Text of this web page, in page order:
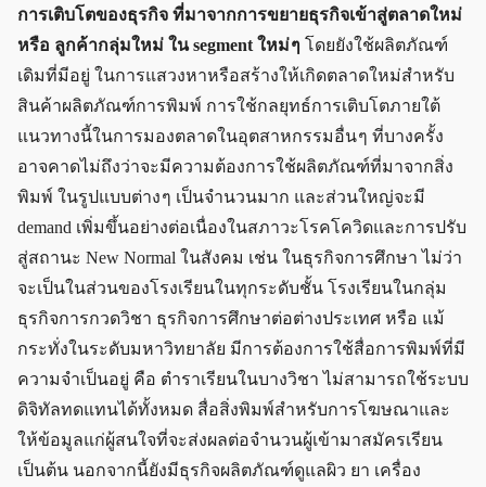
การเติบโตของธุรกิจ ที่มาจากการขยายธุรกิจเข้าสู่ตลาดใหม่
หรือ ลูกค้ากลุ่มใหม่ ใน segment ใหม่ ๆ โดยยังใช้ผลิตภัณฑ์
เดิมที่มีอยู่ ในการแสวงหาหรือสร้างให้เกิดตลาดใหม่สำหรับ
สินค้าผลิตภัณฑ์การพิมพ์ การใช้กลยุทธ์การเติบโตภายใต้
แนวทางนี้ในการมองตลาดในอุตสาหกรรมอื่น ๆ ที่บางครั้ง
อาจคาดไม่ถึงว่าจะมีความต้องการใช้ผลิตภัณฑ์ที่มาจากสิ่ง
พิมพ์ ในรูปแบบต่าง ๆ เป็นจำนวนมาก และส่วนใหญ่จะมี
demand เพิ่มขึ้นอย่างต่อเนื่องในสภาวะโรคโควิดและการปรับ
สู่สถานะ New Normal ในสังคม เช่น ในธุรกิจการศึกษา ไม่ว่า
จะเป็นในส่วนของโรงเรียนในทุกระดับชั้น โรงเรียนในกลุ่ม
ธุรกิจการกวดวิชา ธุรกิจการศึกษาต่อต่างประเทศ หรือ แม้
กระทั่งในระดับมหาวิทยาลัย มีการต้องการใช้สื่อการพิมพ์ที่มี
ความจำเป็นอยู่ คือ ตำราเรียนในบางวิชา ไม่สามารถใช้ระบบ
ดิจิทัลทดแทนได้ทั้งหมด สื่อสิ่งพิมพ์สำหรับการโฆษณาและ
ให้ข้อมูลแก่ผู้สนใจที่จะส่งผลต่อจำนวนผู้เข้ามาสมัครเรียน
เป็นต้น นอกจากนี้ยังมีธุรกิจผลิตภัณฑ์ดูแลผิว ยา เครื่อง